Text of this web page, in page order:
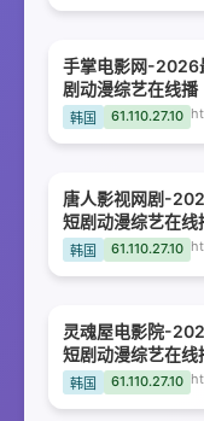
手掌电影网-2026
剧动漫综艺在线播
韩国 61.110.27.10
唐人影视网剧-
短剧动漫综艺在线
韩国 61.110.27.10
灵魂屋电影院-
短剧动漫综艺在线
韩国 61.110.27.10